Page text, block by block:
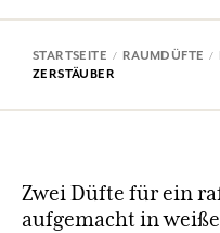
STARTSEITE RAUMDÜFTE
ZERSTÄUBER
Zwei Düfte für ein
aufgemacht in